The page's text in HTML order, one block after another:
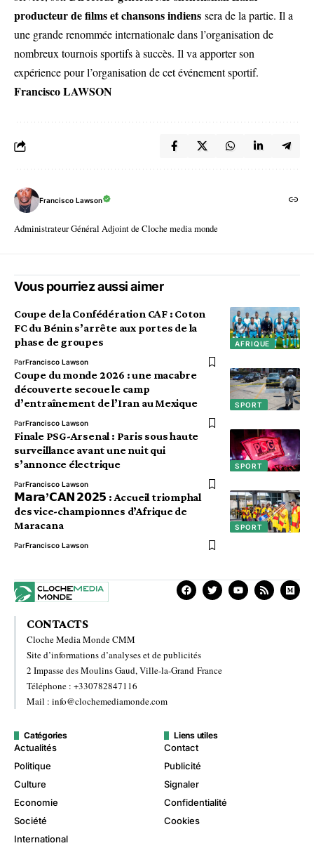
producteur de films et chansons indiens sera de la partie. Il a
une grande renommée internationale dans l’organisation de
nombreux tournois sportifs à succès. Il va apporter son
expérience pour l’organisation de cet événement sportif.
Francisco LAWSON
Francisco Lawson
Administrateur Général Adjoint de Cloche media monde
Vous pourriez aussi aimer
AFRIQUE
Coupe de la Confédération CAF : Coton
FC du Bénin s’arrête aux portes de la
phase de groupes
ParFrancisco Lawson
SPORT
Coupe du monde 2026 : une macabre
découverte secoue le camp
d’entraînement de l’Iran au Mexique
ParFrancisco Lawson
SPORT
Finale PSG-Arsenal : Paris sous haute
surveillance avant une nuit qui
s’annonce électrique
ParFrancisco Lawson
SPORT
𝗠𝗮𝗿𝗮’𝗖𝗔𝗡 𝟮𝟬𝟮𝟱 : Accueil triomphal
des vice-championnes d’Afrique de
Maracana
ParFrancisco Lawson
CONTACTS
Cloche Media Monde CMM
Site d’informations d’analyses et de publicités
2 Impasse des Moulins Gaud, Ville-la-Grand France
Téléphone : +330782847116
Mail : info@clochemediamonde.com
Catégories
Actualités
Politique
Culture
Economie
Société
International
Liens utiles
Contact
Publicité
Signaler
Confidentialité
Cookies